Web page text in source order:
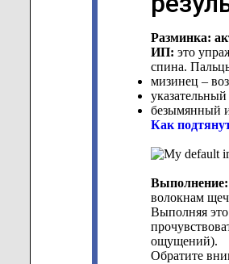
Разминка:
ИП: это
спина.
мизинец –
указательный
безымянный
Как
Выполнение:
волокнам
Выполняя
ощущений).
Обратите